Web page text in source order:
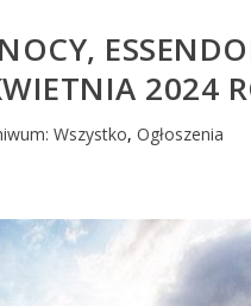
2024
Wszystko,Ogłoszenia